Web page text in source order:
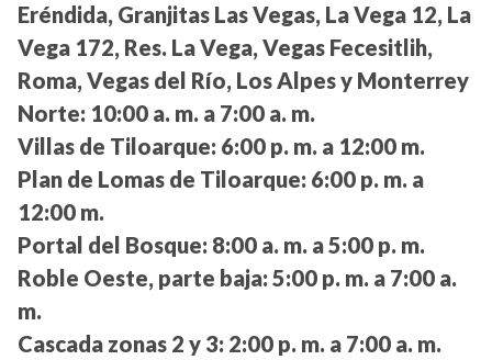
Eréndida, Granjitas Las Vegas, La Vega 12, La
Vega 172, Res. La Vega, Vegas Fecesitlih,
Roma, Vegas del Río, Los Alpes y Monterrey
Norte: 10:00 a. m. a 7:00 a. m.
Villas de Tiloarque: 6:00 p. m. a 12:00 m.
Plan de Lomas de Tiloarque: 6:00 p. m. a
12:00 m.
Portal del Bosque: 8:00 a. m. a 5:00 p. m.
Roble Oeste, parte baja: 5:00 p. m. a 7:00 a.
m.
Cascada zonas 2 y 3: 2:00 p. m. a 7:00 a. m.